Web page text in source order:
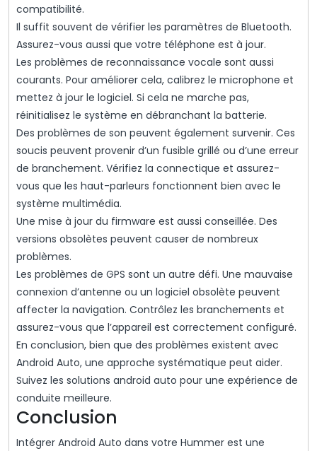
compatibilité.
Il suffit souvent de vérifier les paramètres de Bluetooth.
Assurez-vous aussi que votre téléphone est à jour.
Les problèmes de reconnaissance vocale sont aussi
courants. Pour améliorer cela, calibrez le microphone et
mettez à jour le logiciel. Si cela ne marche pas,
réinitialisez le système en débranchant la batterie.
Des problèmes de son peuvent également survenir. Ces
soucis peuvent provenir d’un fusible grillé ou d’une erreur
de branchement. Vérifiez la connectique et assurez-
vous que les haut-parleurs fonctionnent bien avec le
système multimédia.
Une mise à jour du firmware est aussi conseillée. Des
versions obsolètes peuvent causer de nombreux
problèmes.
Les problèmes de GPS sont un autre défi. Une mauvaise
connexion d’antenne ou un logiciel obsolète peuvent
affecter la navigation. Contrôlez les branchements et
assurez-vous que l’appareil est correctement configuré.
En conclusion, bien que des problèmes existent avec
Android Auto, une approche systématique peut aider.
Suivez les solutions android auto pour une expérience de
conduite meilleure.
Conclusion
Intégrer Android Auto dans votre Hummer est une